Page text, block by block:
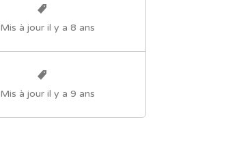
Mis à jour il y a 8 ans
Mis à jour il y a 9 ans